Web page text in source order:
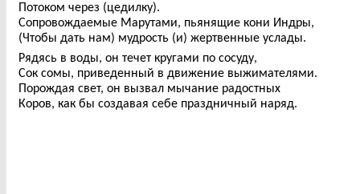
Потоком через (цедилку).
Сопровождаемые Марутами, пьянящие кони Индры,
(Чтобы дать нам) мудрость (и) жертвенные услады.
Рядясь в воды, он течет кругами по сосуду,
Сок сомы, приведенный в движение выжимателями.
Порождая свет, он вызвал мычание радостных
Коров, как бы создавая себе праздничный наряд.